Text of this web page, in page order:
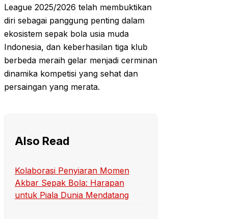
League 2025/2026 telah membuktikan
diri sebagai panggung penting dalam
ekosistem sepak bola usia muda
Indonesia, dan keberhasilan tiga klub
berbeda meraih gelar menjadi cerminan
dinamika kompetisi yang sehat dan
persaingan yang merata.
Also Read
Kolaborasi Penyiaran Momen
Akbar Sepak Bola: Harapan
untuk Piala Dunia Mendatang